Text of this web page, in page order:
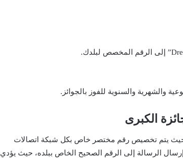
والشهرية والسنوية للفوز بالجوائز.
الكبرى
حيث يتم تخصيص رقم مختصر خاص بكل شبكة اتصالات
الرسالة إلى الرقم الصحيح الخاص ببلده، حيث يؤدي